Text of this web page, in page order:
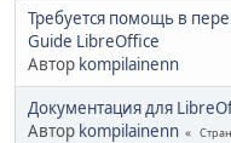
Требуется помощь в
Guide LibreOffice
Автор kompilainenn
Документация для
Автор kompilainenn